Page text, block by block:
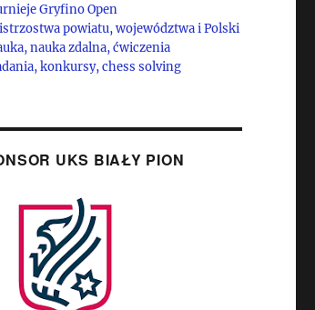
Gryfino Open
powiatu, województwa i Polski
nauka zdalna, ćwiczenia
konkursy, chess solving
UKS BIAŁY PION